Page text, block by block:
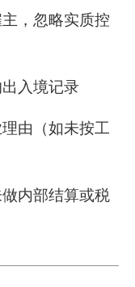
，忽略实质控
入境记录
由（如未按工
内部结算或税